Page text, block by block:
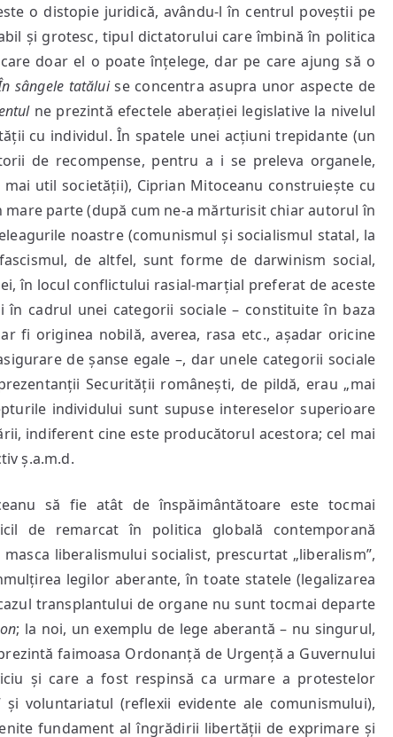
o distopie juridică, avându-l în centrul poveștii pe
și grotesc, tipul dictatorului care îmbină în politica
doar el o poate înțelege, dar pe care ajung să o
sângele tatăluise concentra asupra unor aspecte de
ne prezintă efectele aberației legislative la nivelul
cu individul. În spatele unei acțiuni trepidante (un
de recompense, pentru a i se preleva organele,
util societății), Ciprian Mitoceanu construiește cu
parte (după cum ne-a mărturisit chiar autorul în
noastre (comunismul și socialismul statal, la
de altfel, sunt forme de darwinism social,
în locul conflictului rasial-marțial preferat de aceste
cadrul unei categorii sociale – constituite în baza
fi originea nobilă, averea, rasa etc., așadar oricine
de șanse egale –, dar unele categorii sociale
Securității românești, de pildă, erau „mai
individului sunt supuse intereselor superioare
indiferent cine este producătorul acestora; cel mai
ș.a.m.d.
să fie atât de înspăimântătoare este tocmai
de remarcat în politica globală contemporană
liberalismului socialist, prescurtat „liberalism”,
legilor aberante, în toate statele (legalizarea
transplantului de organe nu sunt tocmai departe
; la noi, un exemplu de lege aberantă – nu singurul,
faimoasa Ordonanță de Urgență a Guvernului
și care a fost respinsă ca urmare a protestelor
și voluntariatul (reflexii evidente ale comunismului),
fundament al îngrădirii libertății de exprimare și